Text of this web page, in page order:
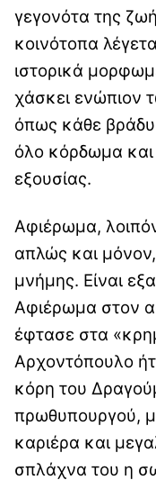
γεγονότα της
κοινότοπα
ιστορικά
χάσκει ενώπιον
όπως κάθε βράδυ
όλο κόρδωμα και
εξουσίας.
Αφιέρωμα,
απλώς και μόνον,
μνήμης. Είναι
Αφιέρωμα στον
έφτασε στα
Αρχοντόπουλο
κόρη του
πρωθυπουργού,
καριέρα και
σπλάχνα του η